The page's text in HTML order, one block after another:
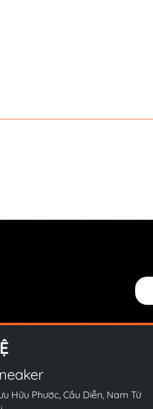
Hữu Phước, Cầu Diễn, Nam Từ